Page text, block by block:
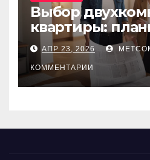
Выбор
квартиры:
состояние
проверка
АПР 23, 2026
КОММЕНТАРИИ